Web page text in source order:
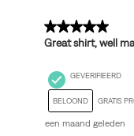
5 van 5 sterren.
Great shirt, well
GEVERIFIEERD
BELOOND GRATIS
een maand geleden